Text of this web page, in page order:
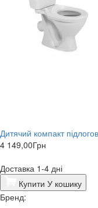
Дитячий компакт
4 149,00Грн
Доставка 1-4 дні
Купити У кошику
Бренд: